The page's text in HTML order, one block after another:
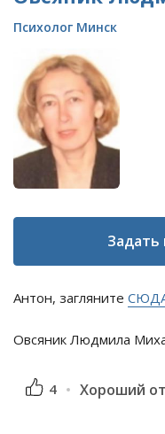
Психолог Минск
Задать
Антон, загляните
Овсяник Людмила
4 Хороший